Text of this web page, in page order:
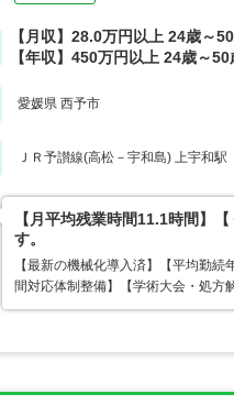
【月収】28.0万円以上 24歳～
【年収】450万円以上 24歳～
愛媛県 西予市
ＪＲ予讃線(高松－宇和島) 上宇和駅
【月平均残業時間11.1時間】
す。
【最新の機械化導入済】【平均勤
間対応体制整備】【学術大会・処